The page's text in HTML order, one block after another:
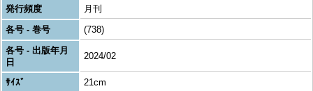
発行頻度
月刊
各号 - 巻号
(738)
各号 - 出版年月
日
2024/02
ｻｲｽﾞ 21cm